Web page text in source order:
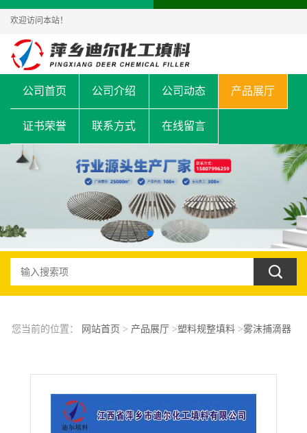
欢迎访问本站！
公司首页 公司介绍 公司动态 产品展厅
证书荣誉 联系方式 在线留言
您当前的位置： 网站首页 > 产品展厅>塑料规整填料>雾沫捕滴器